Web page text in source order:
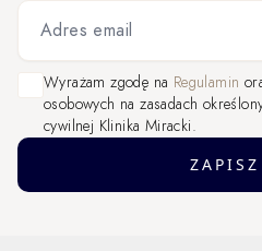
Adres email
Wyrażam zgodę na Regulamin
osobowych na zasadach
cywilnej Klinika Miracki.